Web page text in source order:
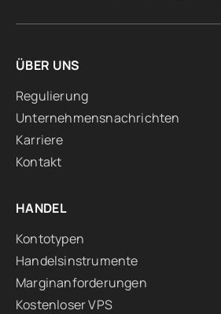
ÜBER UNS
Regulierung
Unternehmensnachrichten
Karriere
Kontakt
HANDEL
Kontotypen
Handelsinstrumente
Marginanforderungen
Kostenloser VPS